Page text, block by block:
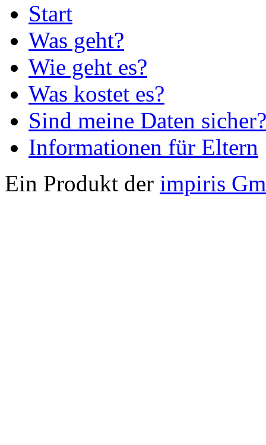
Start
Was geht?
Wie geht es?
Was kostet es?
Sind meine Daten sicher?
Informationen für Eltern
Ein Produkt der impiris